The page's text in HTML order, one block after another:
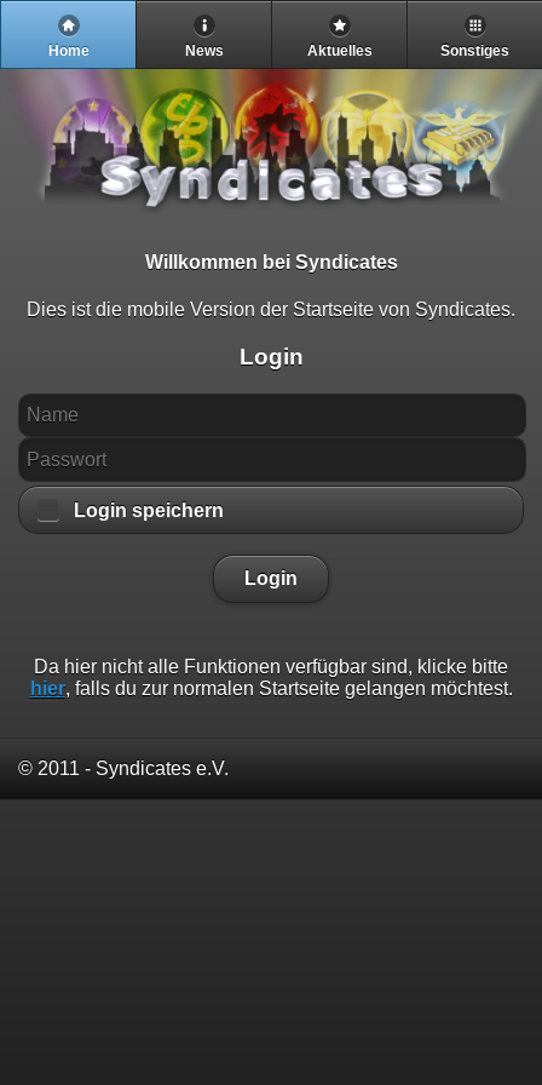
Home News Aktuelles Sonstiges
Willkommen bei Syndicates
Dies ist die mobile Version der Startseite von Syndicates.
Login
Login speichern
Login
Da hier nicht alle Funktionen verfügbar sind, klicke bitte
hier, falls du zur normalen Startseite gelangen möchtest.
© 2011 - Syndicates e.V.